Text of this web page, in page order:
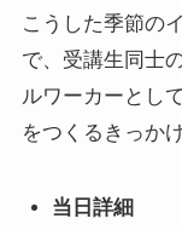
こうした季節の
で、受講生同士
ルワーカーとし
をつくるきっか
当日詳細